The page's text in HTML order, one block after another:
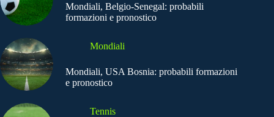
Mondiali, Belgio-Senegal: probabili
formazioni e pronostico
Mondiali
Mondiali, USA Bosnia: probabili formazioni
e pronostico
Tennis